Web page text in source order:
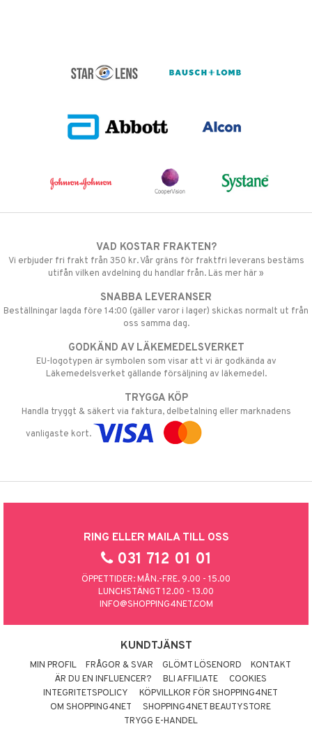
VAD KOSTAR FRAKTEN?
Vi erbjuder fri frakt från 350 kr. Vår gräns för fraktfri leverans bestäms
utifån vilken avdelning du handlar från. Läs mer här »
SNABBA LEVERANSER
Beställningar lagda före 14:00 (gäller varor i lager) skickas normalt ut från
oss samma dag.
GODKÄND AV LÄKEMEDELSVERKET
EU-logotypen är symbolen som visar att vi är godkända av
Läkemedelsverket gällande försäljning av läkemedel.
TRYGGA KÖP
Handla tryggt & säkert via faktura, delbetalning eller marknadens
vanligaste kort.
RING ELLER MAILA TILL OSS
031 712 01 01
ÖPPETTIDER: MÅN.-FRE. 9.00 - 15.00
LUNCHSTÄNGT 12.00 - 13.00
INFO@SHOPPING4NET.COM
KUNDTJÄNST
MIN PROFIL FRÅGOR & SVAR GLÖMT LÖSENORD
KONTAKT
ÄR DU EN INFLUENCER?
BLI AFFILIATE
COOKIES
INTEGRITETSPOLICY
KÖPVILLKOR FÖR SHOPPING4NET
OM SHOPPING4NET
SHOPPING4NET BEAUTYSTORE
TRYGG E-HANDEL